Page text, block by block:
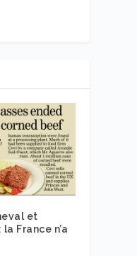
et
France n’a